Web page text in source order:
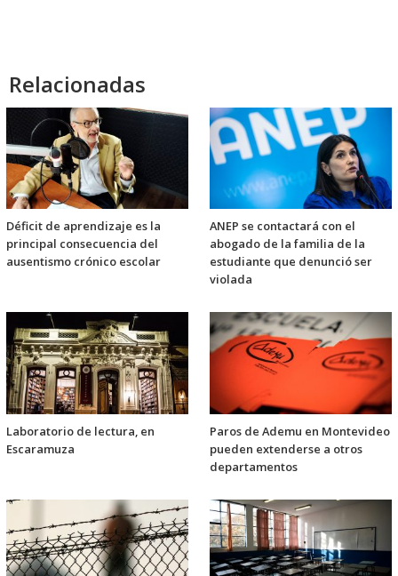
Relacionadas
Déficit de aprendizaje es la
principal consecuencia del
ausentismo crónico escolar
ANEP se contactará con el
abogado de la familia de la
estudiante que denunció ser
violada
Laboratorio de lectura, en
Escaramuza
Paros de Ademu en Montevideo
pueden extenderse a otros
departamentos